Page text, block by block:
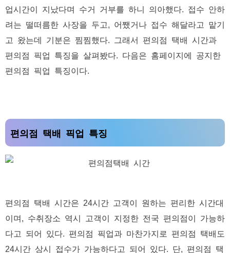
업시간이 지났다며 수거 거부를 하니 의아했다. 접수 안하
려는 떨떠름한 사장을 두고, 어쨌거나 접수 해달라고 맡기
고 왔는데 기분은 찜찜했다. 그래서 편의점 택배 시간과
편의점 픽업 특징을 살펴봤다. 다음은 홈페이지에 공지한
편의점 픽업 특징이다.
편의점 택배 픽업 특징
편의점 택배 시간은 24시간 고객이 원하는 편리한 시간대
이며, 수취장소 역시 고객이 지정한 전국 편의점이 가능하
다고 되어 있다. 편의점 픽업과 마찬가지로 편의점 택배도
24시간 상시 접수가 가능하다고 되어 있다. 단, 편의점 택